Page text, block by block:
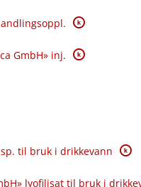
K
GmbH» inj. K
til bruk i drikkevann K
lyofilisat til bruk i